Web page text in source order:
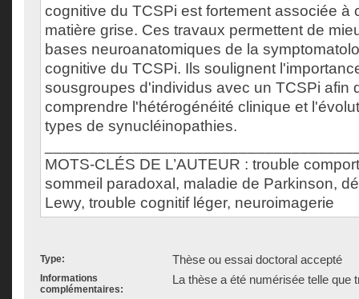
cognitive du TCSPi est fortement associée à
matière grise. Ces travaux permettent de
bases neuroanatomiques de la
cognitive du TCSPi. Ils soulignent
sousgroupes d'individus avec un TCSPi afin
comprendre l'hétérogénéité clinique et
types de synucléinopathies.
MOTS-CLÉS DE L’AUTEUR : trouble
sommeil paradoxal, maladie de Parkinson,
Lewy, trouble cognitif léger, neuroimagerie
Type: Thèse ou essai doctoral accepté
Informations
complémentaires:
La thèse a été numérisée telle que